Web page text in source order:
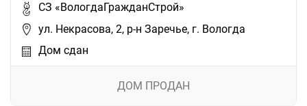
СЗ «ВологдаГражданСтрой»
ул. Некрасова, 2, р-н Заречье, г. Вологда
Дом сдан
ДОМ ПРОДАН